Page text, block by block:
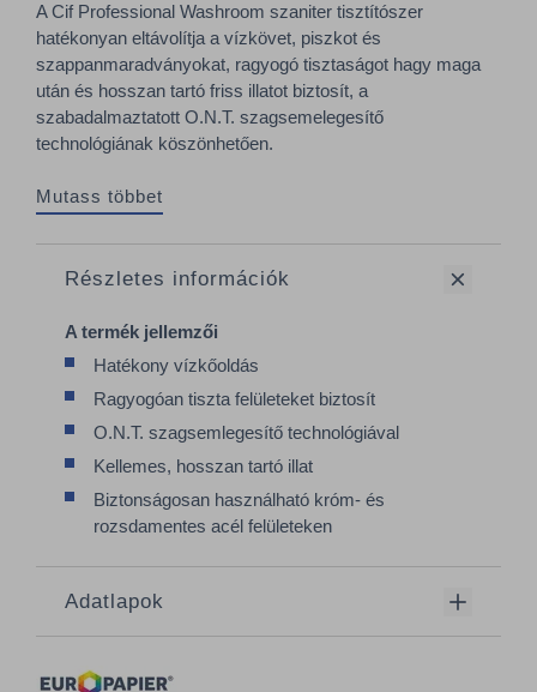
A Cif Professional Washroom szaniter tisztítószer
hatékonyan eltávolítja a vízkövet, piszkot és
szappanmaradványokat, ragyogó tisztaságot hagy maga
után és hosszan tartó friss illatot biztosít, a
szabadalmaztatott O.N.T. szagsemelegesítő
technológiának köszönhetően.
Mutass többet
Részletes információk
A termék jellemzői
Hatékony vízkőoldás
Ragyogóan tiszta felületeket biztosít
O.N.T. szagsemlegesítő technológiával
Kellemes, hosszan tartó illat
Biztonságosan használható króm- és
rozsdamentes acél felületeken
Adatlapok